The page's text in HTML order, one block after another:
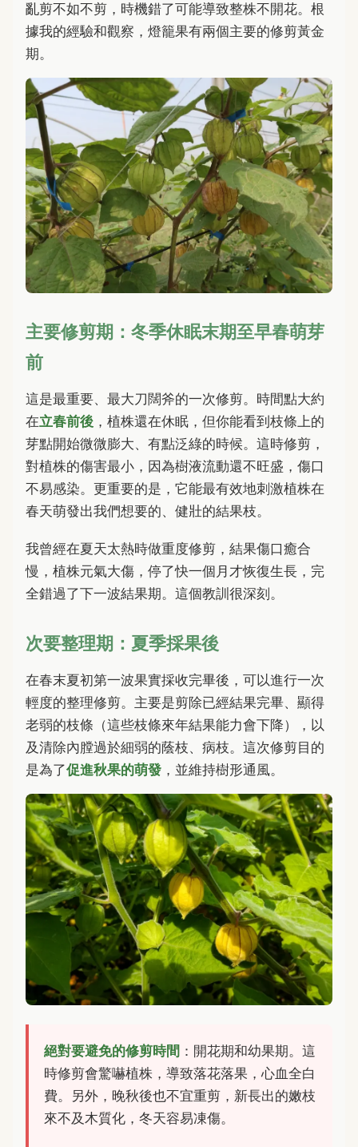
亂剪不如不剪，時機錯了可能導致整株不開花。根
據我的經驗和觀察，燈籠果有兩個主要的修剪黃金
期。
主要修剪期：冬季休眠末期至早春萌芽
前
這是最重要、最大刀闊斧的一次修剪。時間點大約
在立春前後 ，植株還在休眠，但你能看到枝條上的
芽點開始微微膨大、有點泛綠的時候。這時修剪，
對植株的傷害最小，因為樹液流動還不旺盛，傷口
不易感染。更重要的是，它能最有效地刺激植株在
春天萌發出我們想要的、健壯的結果枝。
我曾經在夏天太熱時做重度修剪，結果傷口癒合
慢，植株元氣大傷，停了快一個月才恢復生長，完
全錯過了下一波結果期。這個教訓很深刻。
次要整理期：夏季採果後
在春末夏初第一波果實採收完畢後，可以進行一次
輕度的整理修剪。主要是剪除已經結果完畢、顯得
老弱的枝條（這些枝條來年結果能力會下降），以
及清除內膛過於細弱的蔭枝、病枝。這次修剪目的
是為了促進秋果的萌發 ，並維持樹形通風。
絕對要避免的修剪時間 ：開花期和幼果期。這
時修剪會驚嚇植株，導致落花落果，心血全白
費。另外，晚秋後也不宜重剪，新長出的嫩枝
來不及木質化，冬天容易凍傷。